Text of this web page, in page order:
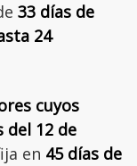
33 días de
24
cuyos
del 12 de
en 45 días de